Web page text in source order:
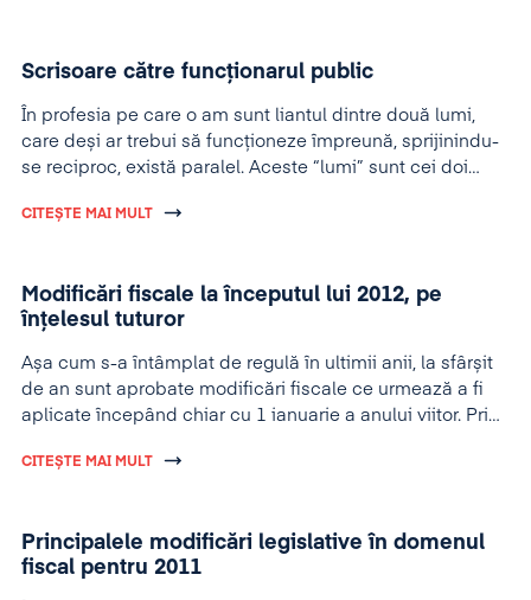
Scrisoare către funcționarul public
În profesia pe care o am sunt liantul dintre două lumi,
care deși ar trebui să funcționeze împreună, sprijinindu-
se reciproc, există paralel. Aceste “lumi” sunt cei doi
reprezentanții săi, funcționarii publici. Ultimilor din
CITEȘTE MAI MULT
Modificări fiscale la începutul lui 2012, pe
înțelesul tuturor
Așa cum s-a întâmplat de regulă în ultimii anii, la sfârșit
de an sunt aprobate modificări fiscale ce urmează a fi
aplicate începând chiar cu 1 ianuarie a anului viitor. Prin
acest obicei.
CITEȘTE MAI MULT
Principalele modificări legislative în domenul
fiscal pentru 2011